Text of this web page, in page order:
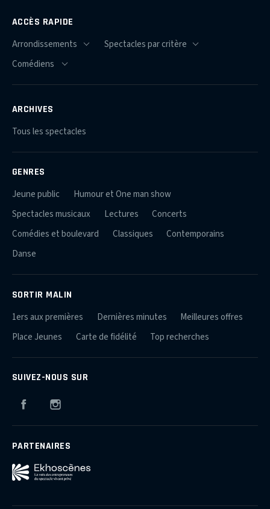
ACCÈS RAPIDE
ARCHIVES
Tous les spectacles
GENRES
Jeune public
Humour et One man show
Spectacles musicaux
Lectures
Concerts
Comédies et boulevard
Classiques
Contemporains
Danse
SORTIR MALIN
1ers aux premières Dernières minutes
Meilleures offres
Place Jeunes
Carte de fidélité Top recherches
SUIVEZ-NOUS SUR
Facebook
PARTENAIRES